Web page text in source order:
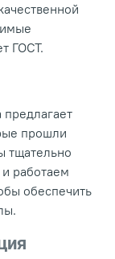
ГОСТ.
прошли
тщательно
работаем
обеспечить